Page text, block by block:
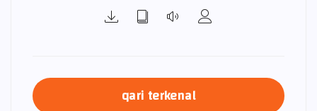
qari terkenal